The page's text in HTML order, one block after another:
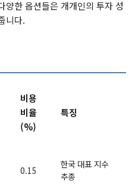
양한 옵션들은 개개인의 투자 성
니다.
비용
비율
(%)
특징
0.15
한국 대표 지수
추종